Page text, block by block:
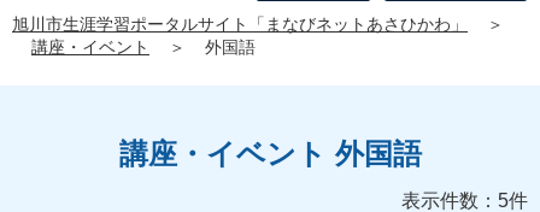
旭川市生涯学習ポータルサイト「まなびネットあさひかわ」
＞
講座・イベント
＞ 外国語
講座・イベント 外国語
表示件数：5件